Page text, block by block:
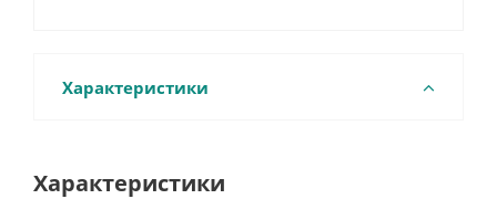
Характеристики
Характеристики